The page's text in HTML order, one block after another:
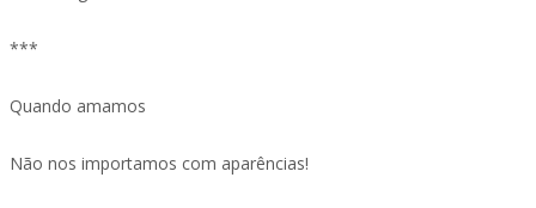
***
Quando amamos
Não nos importamos com aparências!